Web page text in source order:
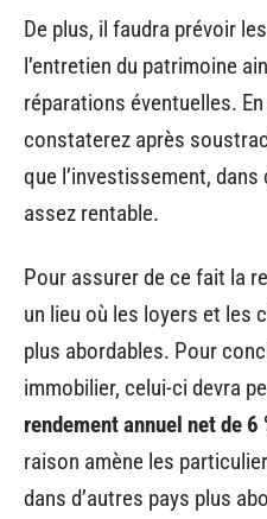
De plus, il faudra prévoir
l’entretien du patrimoine
réparations éventuelles.
constaterez après
que l’investissement, dans
assez rentable.
Pour assurer de ce fait la
un lieu où les loyers et les
plus abordables. Pour
immobilier, celui-ci devra
rendement annuel net de 6
raison amène les
dans d’autres pays plus